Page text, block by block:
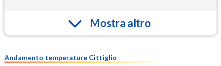
Mostra altro
Andamento temperature Cittiglio